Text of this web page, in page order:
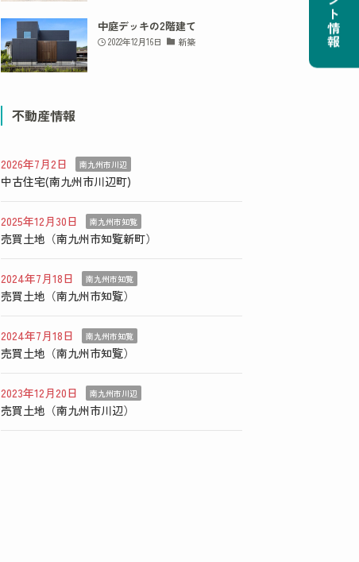
中庭デッキの2階建て
2022年12月16日 新築
不動産情報
2026年7月2日 南九州市川辺
中古住宅(南九州市川辺町)
2025年12月30日 南九州市知覧
売買土地（南九州市知覧新町）
2024年7月18日 南九州市知覧
売買土地（南九州市知覧）
2024年7月18日 南九州市知覧
売買土地（南九州市知覧）
2023年12月20日 南九州市川辺
売買土地（南九州市川辺）